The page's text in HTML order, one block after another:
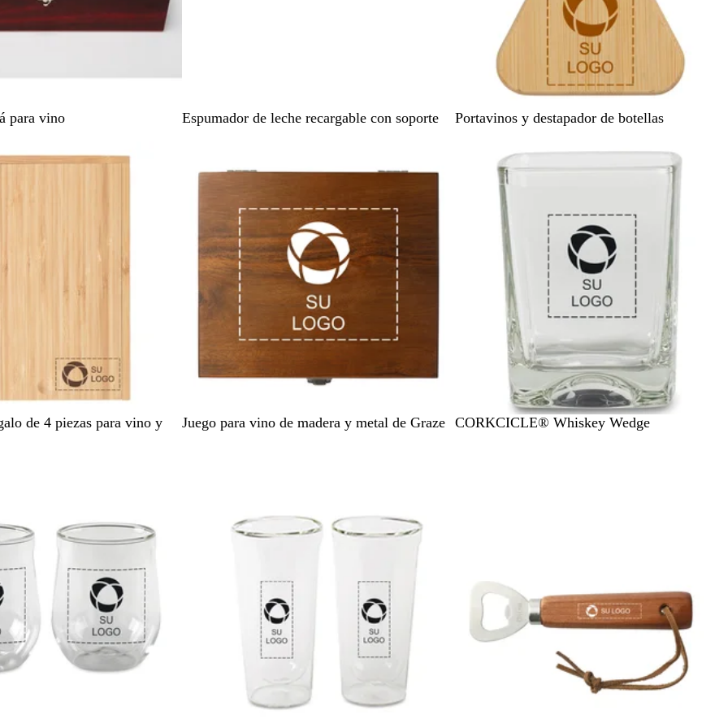
para vino
N
Espumador de leche recargable con soporte
B
Portavinos y destapador de botellas
de 4 piezas para vino y
M
Juego para vino de madera y metal de Graze C
CORKCICLE® Whiskey Wedge